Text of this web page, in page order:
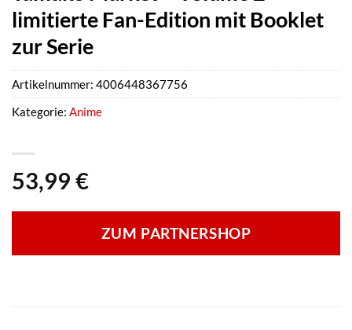
limitierte Fan-Edition mit Booklet
zur Serie
53,99 €
ZUM PARTNERSHOP
Artikelnummer: 4006448367756
Kategorie: Anime